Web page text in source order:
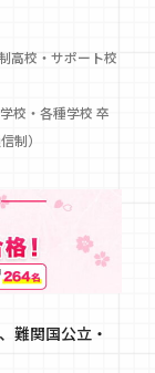
高校・サポート校
校・各種学校 卒
制）
難関国公立・